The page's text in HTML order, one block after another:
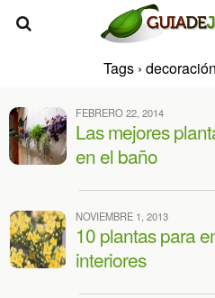
Tags ›
FEBRERO 22, 2014
Las mejores
en el baño
NOVIEMBRE 1, 2013
10 plantas para
interiores